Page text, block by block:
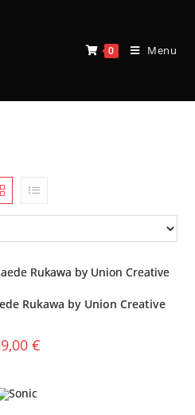
0 Menu
Rukawa by Union Creative
€